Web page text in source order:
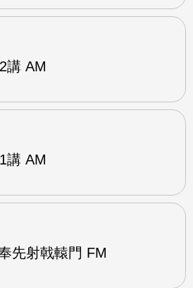
講 AM
講 AM
先射戟轅門 FM